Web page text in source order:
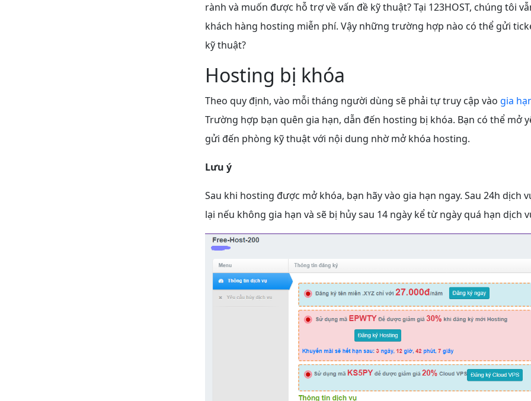
rành và muốn được hỗ trợ về vấn đề kỹ thuật? Tại 123HOST, chúng tôi
khách hàng hosting miễn phí. Vậy những trường hợp nào có thể gửi
kỹ thuật?
Hosting bị khóa
Theo quy định, vào mỗi tháng người dùng sẽ phải tự truy cập vào gia
Trường hợp bạn quên gia hạn, dẫn đến hosting bị khóa. Bạn có thể mở
gửi đến phòng kỹ thuật với nội dung nhờ mở khóa hosting.
Lưu ý
Sau khi hosting được mở khóa, bạn hãy vào gia hạn ngay. Sau 24h dịch
lại nếu không gia hạn và sẽ bị hủy sau 14 ngày kể từ ngày quá hạn dịch